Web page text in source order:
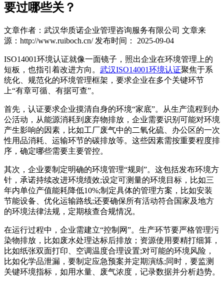
要过哪些关？
文章作者：武汉华质诺企业管理咨询服务有限公司 文章来
源：http://www.ruiboch.cn/ 发布时间： 2025-09-04
ISO14001环境认证就像一面镜子，照出企业在环境管理上的
短板，也指引着改进方向。 武汉ISO14001环境认证聚焦于系
统化、规范化的环境管理框架，要求企业在多个关键环节
上“有章可循、有据可查”。
首先，认证要求企业摸清自身的环境“家底”。从生产流程到办
公活动，从能源消耗到废弃物排放，企业需要识别可能对环境
产生影响的因素，比如工厂废气中的二氧化硫、办公区的一次
性用品消耗、运输环节的碳排放等。这些因素需按重要程度排
序，确定哪些需要主要管控。
其次，企业要制定明确的环境管理“规则”。这包括发布环境方
针，承诺持续改进环境绩效;设定可测量的环境目标，比如三
年内单位产值能耗降低10%;制定具体的管理方案，比如安装
节能设备、优化运输路线;还要确保所有活动符合国家及地方
的环境法律法规，定期核查合规情况。
在运行过程中，企业需建立“控制网”。生产环节要严格管理污
染物排放，比如废水处理达标后排放；资源使用要精打细算，
比如纸张双面打印、空调温度合理设置;对可能的环境风险，
比如化学品泄漏，要制定应急预案并定期演练;同时，要监测
关键环境指标，如用水量、废气浓度，记录数据并分析趋势。